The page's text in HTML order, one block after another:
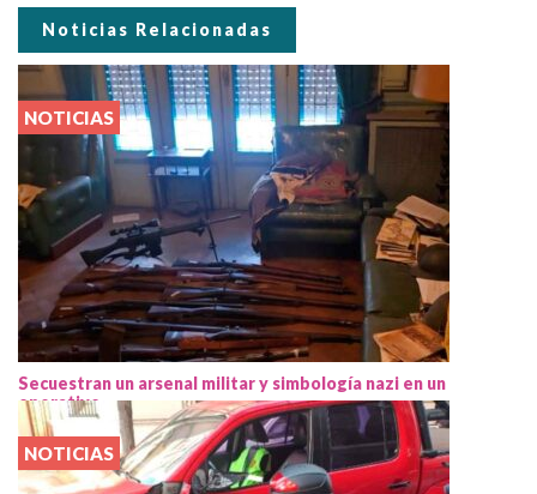
Noticias Relacionadas
NOTICIAS
Secuestran un arsenal militar y simbología nazi en un
operativo
NOTICIAS